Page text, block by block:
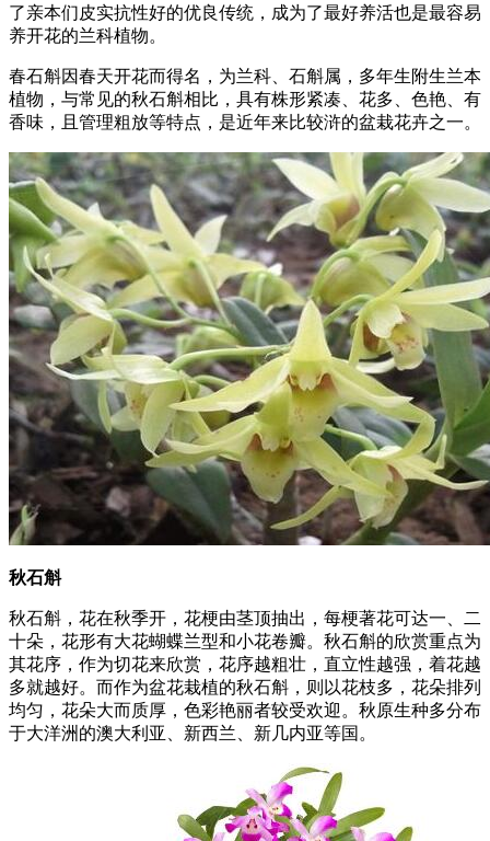
了亲本们皮实抗性好的优良传统，成为了最好养活也是最容易
养开花的兰科植物。
春石斛因春天开花而得名，为兰科、石斛属，多年生附生兰本
植物，与常见的秋石斛相比，具有株形紧凑、花多、色艳、有
香味，且管理粗放等特点，是近年来比较浒的盆栽花卉之一。
秋石斛
秋石斛，花在秋季开，花梗由茎顶抽出，每梗著花可达一、二
十朵，花形有大花蝴蝶兰型和小花卷瓣。秋石斛的欣赏重点为
其花序，作为切花来欣赏，花序越粗壮，直立性越强，着花越
多就越好。而作为盆花栽植的秋石斛，则以花枝多，花朵排列
均匀，花朵大而质厚，色彩艳丽者较受欢迎。秋原生种多分布
于大洋洲的澳大利亚、新西兰、新几内亚等国。